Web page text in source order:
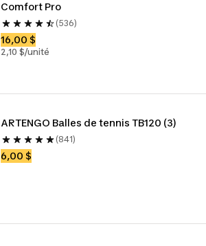
Comfort Pro
(536)
16,00 $
2,10 $/unité
ARTENGO Balles de tennis TB120 (3)
(841)
6,00 $